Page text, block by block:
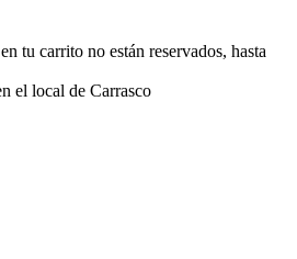
tu carrito no están reservados, hasta
el local de Carrasco